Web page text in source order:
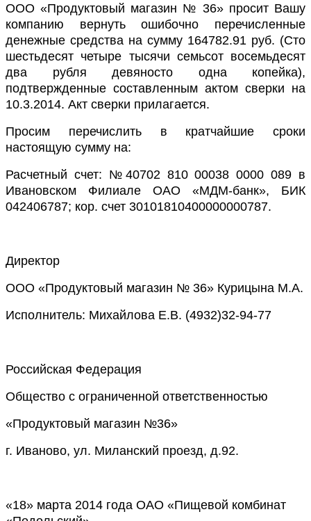
ООО «Продуктовый магазин № 36» просит Вашу
компанию вернуть ошибочно перечисленные
денежные средства на сумму 164782.91 руб. (Сто
шестьдесят четыре тысячи семьсот восемьдесят
два рубля девяносто одна копейка),
подтвержденные составленным актом сверки на
10.3.2014. Акт сверки прилагается.
Просим перечислить в кратчайшие сроки
настоящую сумму на:
Расчетный счет: №40702 810 00038 0000 089 в
Ивановском Филиале ОАО «МДМ-банк», БИК
042406787; кор. счет 30101810400000000787.
Директор
ООО «Продуктовый магазин № 36» Курицына М.А.
Исполнитель: Михайлова Е.В. (4932)32-94-77
Российская Федерация
Общество с ограниченной ответственностью
«Продуктовый магазин №36»
г. Иваново, ул. Миланский проезд, д.92.
«18» марта 2014 года ОАО «Пищевой комбинат